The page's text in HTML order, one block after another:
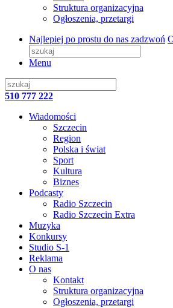
Struktura organizacyjna
Ogłoszenia, przetargi
Najlepiej po prostu do nas zadzwoń
Menu
510 777 222
Wiadomości
Szczecin
Region
Polska i świat
Sport
Kultura
Biznes
Podcasty
Radio Szczecin
Radio Szczecin Extra
Muzyka
Konkursy
Studio S-1
Reklama
O nas
Kontakt
Struktura organizacyjna
Ogłoszenia, przetargi